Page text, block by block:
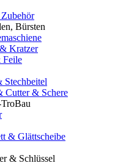
Bürsten
Kratzer
Feile
Stechbeitel
Cutter & Schere
& Glättscheibe
& Schlüssel